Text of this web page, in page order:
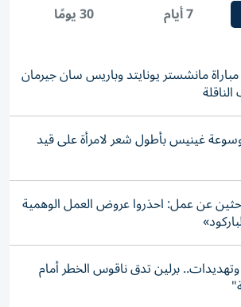
7 أيام 30 يومًا
مانشستر يونايتد وباريس سان جيرمان
غينيس بأطول شعر لامرأة على قيد
عن عمل: احذروا عروض العمل الوهمية
برلين تدق ناقوس الخطر أمام